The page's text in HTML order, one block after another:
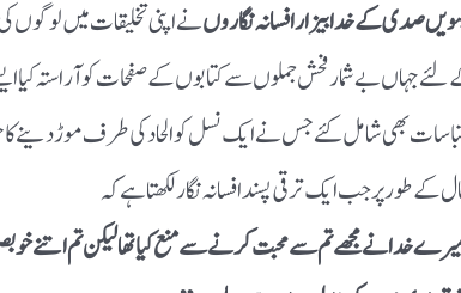
صدی کے خدا بیزار افسانہ نگاروںنے اپنی تخلیقات میں
جہاں بے شمار فحش جملوں سے کتابوں کے صفحات کو آراستہ کیا
بھی شامل کئے جس نے ایک نسل کو الحاد کی طرف موڑ دینے کا
کے طور پر جب ایک ترقی پسند افسانہ نگار لکھتا ہے کہ
خدا نے مجھے تم سے محبت کرنے سے منع کیا تھا لیکن تم اتنے